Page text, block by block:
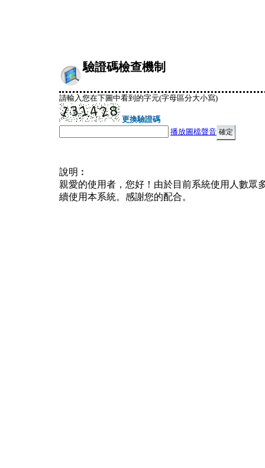
驗證碼檢查機制
請輸入您在下圖中看到的字元(字母區分大小寫)
更換驗證碼
播放圖檔聲音
說明︰
親愛的使用者，您好！由於目前系統使用人數眾
續使用本系統。感謝您的配合。